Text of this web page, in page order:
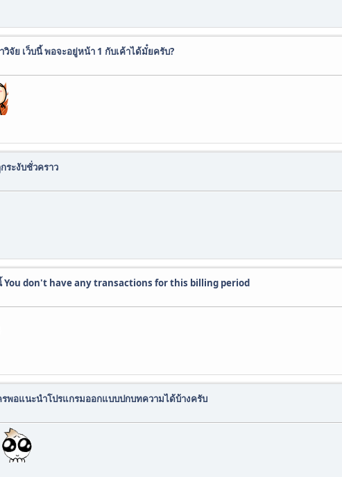
วิจัย เว็บนี้ พอจะอยู่หน้า 1 กับเค้าได้มั๋ยครับ?
ะงับชั่วคราว
You don't have any transactions for this billing period
รพอแนะนำโปรแกรมออกแบบปกบทความได้บ้างครับ